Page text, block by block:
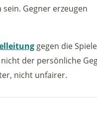
Gegner erzeugen
gegen die
der persönliche
nicht unfairer.